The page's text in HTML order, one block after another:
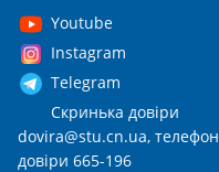
Youtube
Instagram
Telegram
Скринька довіри
dovira@stu.cn.ua, телефон
довіри 665-196